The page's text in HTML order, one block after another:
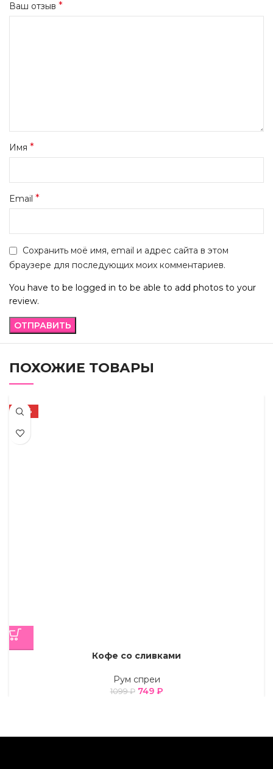
Ваш отзыв *
Имя *
Email *
Сохранить моё имя, email и адрес сайта в этом
браузере для последующих моих комментариев.
You have to be logged in to be able to add photos to your
review.
ПОХОЖИЕ ТОВАРЫ
-32%
Кофе со сливками
Рум спреи
1099₽ 749 ₽